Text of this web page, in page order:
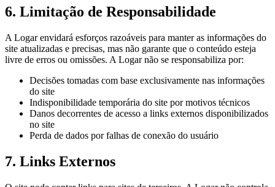
6. Limitação de Responsabilidade
A Logar envidará esforços razoáveis para manter as informações do
site atualizadas e precisas, mas não garante que o conteúdo esteja
livre de erros ou omissões. A Logar não se responsabiliza por:
Decisões tomadas com base exclusivamente nas informações
do site
Indisponibilidade temporária do site por motivos técnicos
Danos decorrentes de acesso a links externos disponibilizados
no site
Perda de dados por falhas de conexão do usuário
7. Links Externos